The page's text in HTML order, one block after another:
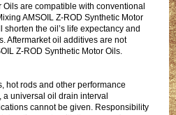
Oils are compatible with conventional
AMSOIL Z-ROD Synthetic Motor
the oil’s life expectancy and
Aftermarket oil additives are not
Z-ROD Synthetic Motor Oils.
hot rods and other performance
universal oil drain interval
cannot be given. Responsibility